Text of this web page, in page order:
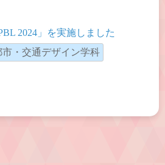
2024」を実施しました
市・交通デザイン学科